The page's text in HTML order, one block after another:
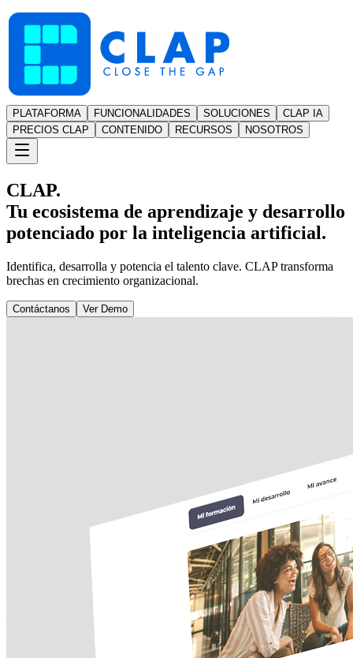
PLATAFORMA FUNCIONALIDADES SOLUCIONES
CLAP IA
PRECIOS CLAP
CONTENIDO RECURSOS NOSOTROS
CLAP.
Tu ecosistema de aprendizaje y desarrollo
potenciado por la inteligencia artificial.
Identifica, desarrolla y potencia el talento clave. CLAP transforma
brechas en crecimiento organizacional.
Contáctanos Ver Demo